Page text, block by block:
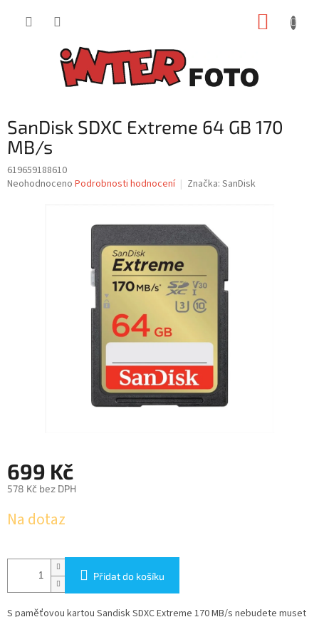
SanDisk SDXC Extreme 64 GB 170
MB/s
619659188610
Průměrné
Neohodnoceno Podrobnosti hodnocení Značka: SanDisk
699 Kč
578 Kč bez DPH
cena:
Na dotaz
Přidat do košíku
S paměťovou kartou Sandisk SDXC Extreme 170 MB/s nebudete muset